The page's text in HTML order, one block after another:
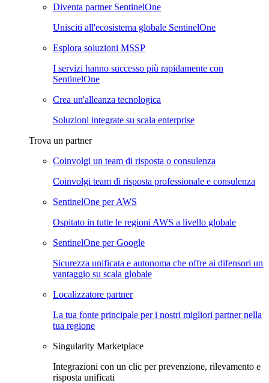
Diventa partner SentinelOne
Unisciti all'ecosistema globale SentinelOne
Esplora soluzioni MSSP
I servizi hanno successo più rapidamente con
SentinelOne
Crea un'alleanza tecnologica
Soluzioni integrate su scala enterprise
Trova un partner
Coinvolgi un team di risposta o consulenza
Coinvolgi team di risposta professionale e consulenza
SentinelOne per AWS
Ospitato in tutte le regioni AWS a livello globale
SentinelOne per Google
Sicurezza unificata e autonoma che offre ai difensori un
vantaggio su scala globale
Localizzatore partner
La tua fonte principale per i nostri migliori partner nella
tua regione
Singularity Marketplace
Integrazioni con un clic per prevenzione, rilevamento e
risposta unificati